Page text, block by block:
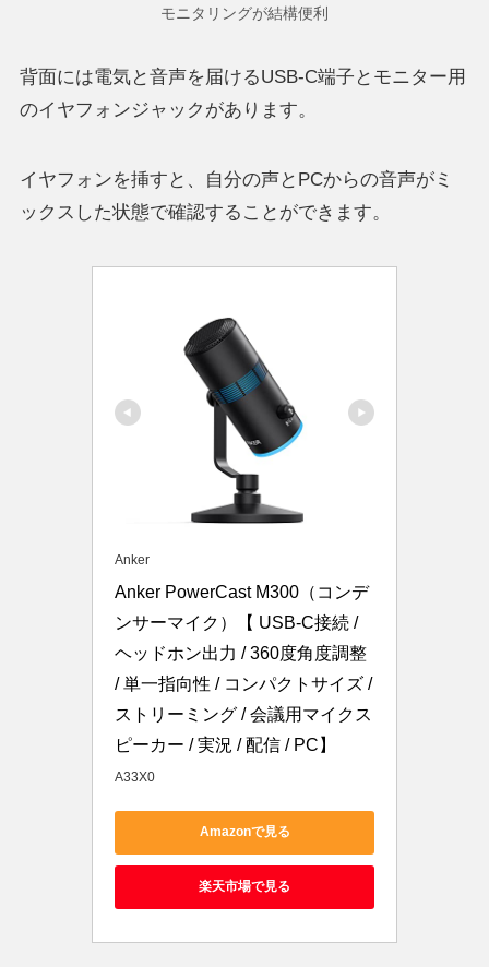
モニタリングが結構便利
背面には電気と音声を届けるUSB-C端子とモニター用
のイヤフォンジャックがあります。
イヤフォンを挿すと、自分の声とPCからの音声がミ
ックスした状態で確認することができます。
Anker
Anker PowerCast M300（コンデ
ンサーマイク）【 USB-C接続 /
ヘッドホン出力 / 360度角度調整
/ 単一指向性 / コンパクトサイズ /
ストリーミング / 会議用マイクス
ピーカー / 実況 / 配信 / PC】
A33X0
Amazonで見る
楽天市場で見る